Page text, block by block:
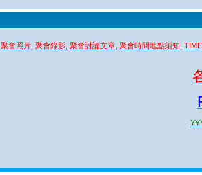
聚會照片 聚會錄影 聚會討論文章 聚會時間地點須知